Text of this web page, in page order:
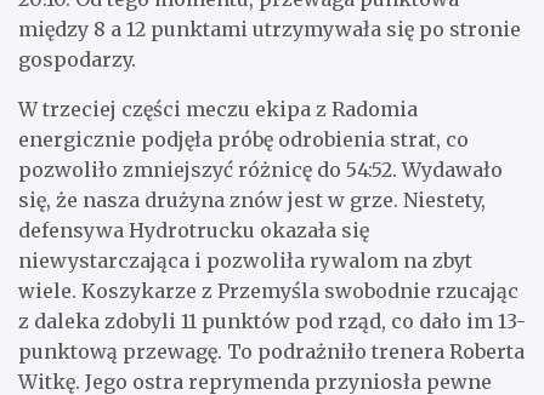
między 8 a 12 punktami utrzymywała się po stronie
gospodarzy.
W trzeciej części meczu ekipa z Radomia
energicznie podjęła próbę odrobienia strat, co
pozwoliło zmniejszyć różnicę do 54:52. Wydawało
się, że nasza drużyna znów jest w grze. Niestety,
defensywa Hydrotrucku okazała się
niewystarczająca i pozwoliła rywalom na zbyt
wiele. Koszykarze z Przemyśla swobodnie rzucając
z daleka zdobyli 11 punktów pod rząd, co dało im 13-
punktową przewagę. To podrażniło trenera Roberta
Witkę. Jego ostra reprymenda przyniosła pewne